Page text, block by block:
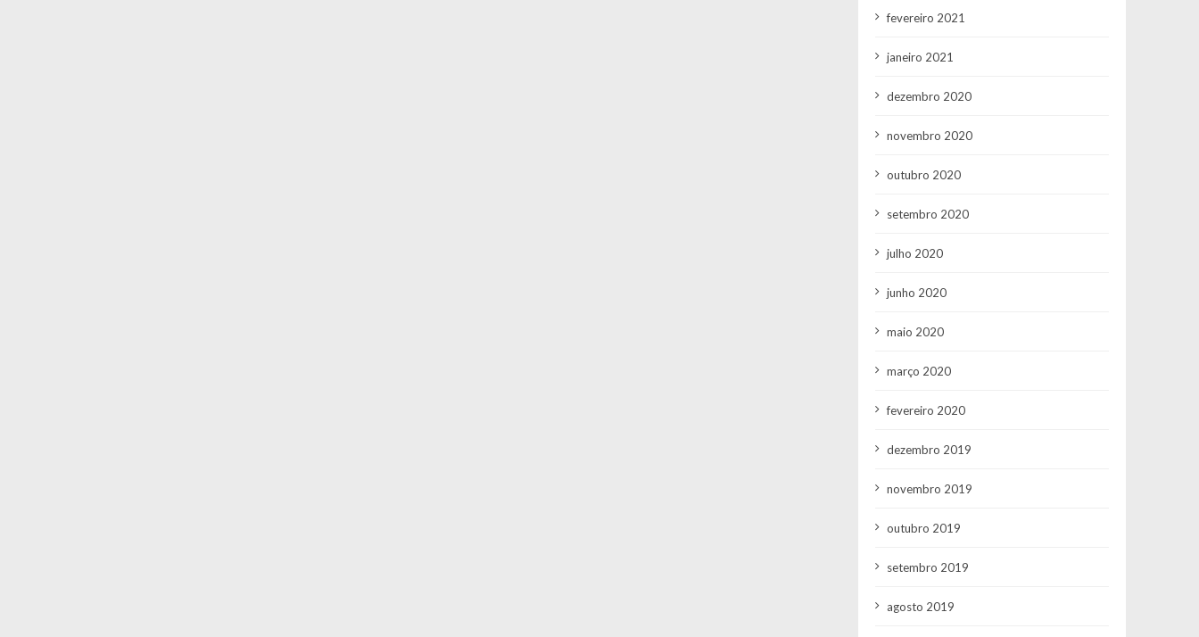
fevereiro 2021
janeiro 2021
dezembro 2020
novembro 2020
outubro 2020
setembro 2020
julho 2020
junho 2020
maio 2020
março 2020
fevereiro 2020
dezembro 2019
novembro 2019
outubro 2019
setembro 2019
agosto 2019